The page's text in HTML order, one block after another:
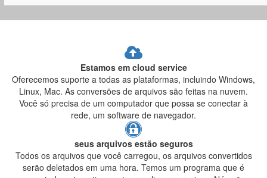
Estamos em cloud service
Oferecemos suporte a todas as plataformas, incluindo Windows,
Linux, Mac. As conversões de arquivos são feitas na nuvem.
Você só precisa de um computador que possa se conectar à
rede, um software de navegador.
seus arquivos estão seguros
Todos os arquivos que você carregou, os arquivos convertidos
serão deletados em uma hora. Temos um programa que é